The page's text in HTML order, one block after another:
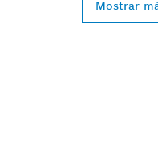
Mostrar